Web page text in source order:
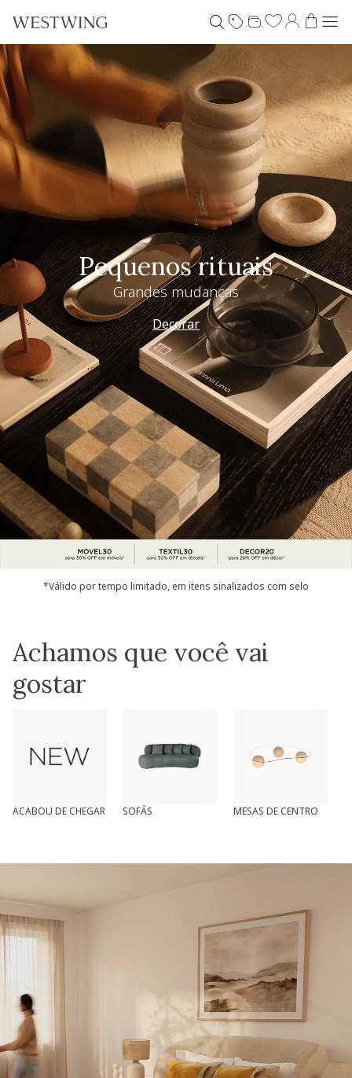
Pequenos rituais
Grandes mudanças
Decorar
*Válido por tempo limitado, em itens sinalizados com selo
Achamos que você vai
gostar
ACABOU DE CHEGAR SOFÁS MESAS DE CENTRO